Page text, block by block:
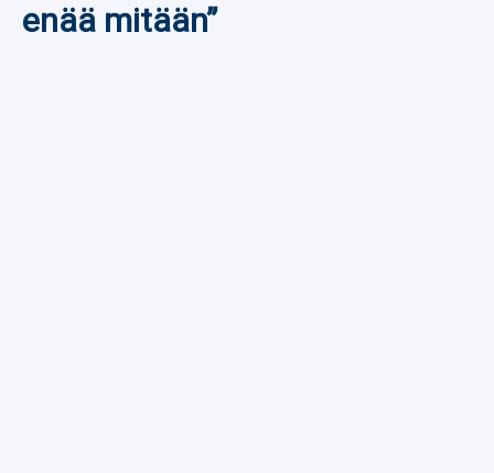
Talviurheilu
enää mitään”